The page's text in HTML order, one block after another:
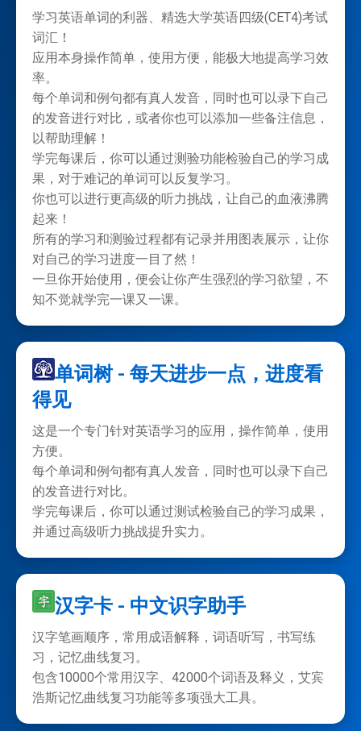
学习英语单词的利器、精选大学英语四级(CET4)考试
词汇！
应用本身操作简单，使用方便，能极大地提高学习效
率。
每个单词和例句都有真人发音，同时也可以录下自己
的发音进行对比，或者你也可以添加一些备注信息，
以帮助理解！
学完每课后，你可以通过测验功能检验自己的学习成
果，对于难记的单词可以反复学习。
你也可以进行更高级的听力挑战，让自己的血液沸腾
起来！
所有的学习和测验过程都有记录并用图表展示，让你
对自己的学习进度一目了然！
一旦你开始使用，便会让你产生强烈的学习欲望，不
知不觉就学完一课又一课。
单词树 - 每天进步一点，进度看
得见
这是一个专门针对英语学习的应用，操作简单，使用
方便。
每个单词和例句都有真人发音，同时也可以录下自己
的发音进行对比。
学完每课后，你可以通过测试检验自己的学习成果，
并通过高级听力挑战提升实力。
汉字卡 - 中文识字助手
汉字笔画顺序，常用成语解释，词语听写，书写练
习，记忆曲线复习。
包含10000个常用汉字、42000个词语及释义，艾宾
浩斯记忆曲线复习功能等多项强大工具。